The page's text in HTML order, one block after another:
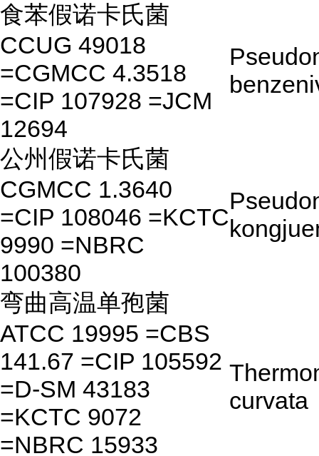
食苯假诺卡氏菌
CCUG 49018
=CGMCC 4.3518
=CIP 107928 =JCM
12694
公州假诺卡氏菌
CGMCC 1.3640
=CIP 108046 =KCTC
9990 =NBRC
100380
弯曲高温单孢菌
ATCC 19995 =CBS
141.67 =CIP 105592
=D-SM 43183
=KCTC 9072
=NBRC 15933
curvata